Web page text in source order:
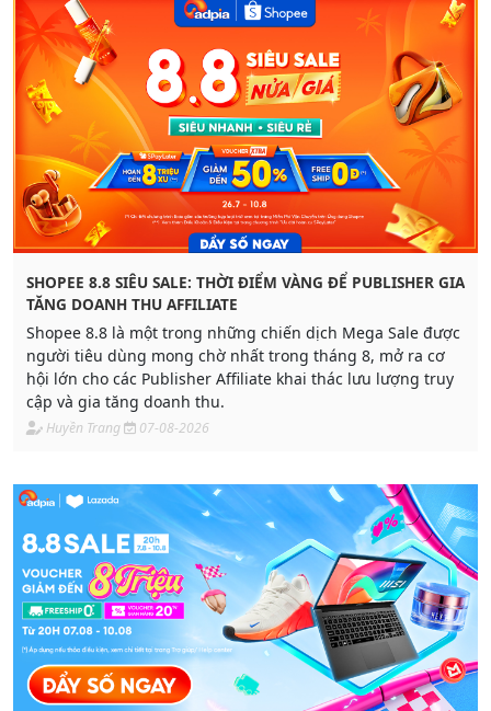
SHOPEE 8.8 SIÊU SALE: THỜI ĐIỂM VÀNG ĐỂ PUBLISHER GIA
TĂNG DOANH THU AFFILIATE
Shopee 8.8 là một trong những chiến dịch Mega Sale được
người tiêu dùng mong chờ nhất trong tháng 8, mở ra cơ
hội lớn cho các Publisher Affiliate khai thác lưu lượng truy
cập và gia tăng doanh thu.
Huyền Trang 07-08-2026